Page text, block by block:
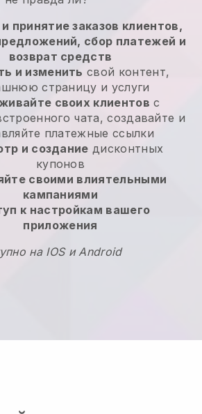
принятие заказов клиентов,
сбор платежей и
возврат средств
и изменить свой контент,
страницу и услуги
своих клиентов с
чата, создавайте и
платежные ссылки
и создание дисконтных
купонов
своими влиятельными
кампаниями
к настройкам вашего
приложения
на IOS и Android